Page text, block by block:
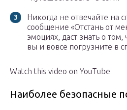
Никогда не отвечайте на
сообщение «Отстань от
эмоциях, даст знать о
вы и вовсе погрузните в
Watch this video on YouTube
Наиболее безопасные